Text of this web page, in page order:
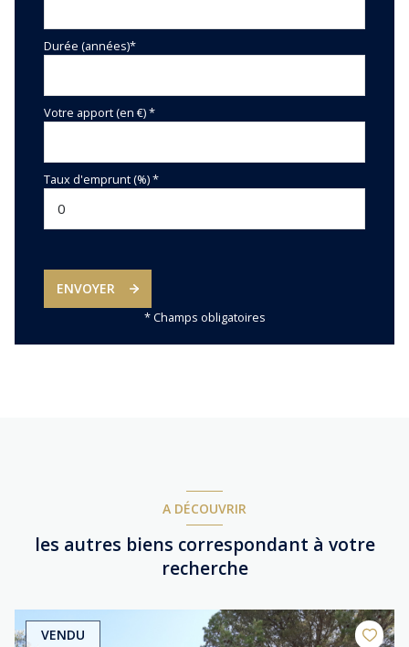
Durée (années)*
Votre apport (en €) *
Taux d'emprunt (%) *
ENVOYER
* Champs obligatoires
A DÉCOUVRIR
les autres biens correspondant à votre
recherche
VENDU